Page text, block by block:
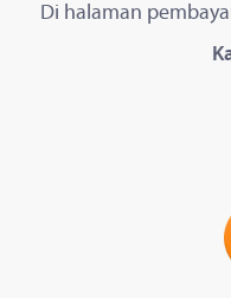
Di halaman